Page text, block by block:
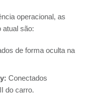
operacional, as
são:
de forma oculta na
Conectados
do carro.